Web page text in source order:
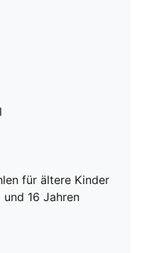
für ältere Kinder
16 Jahren